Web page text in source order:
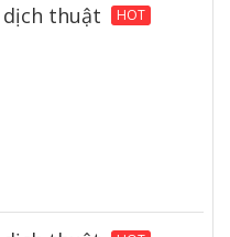
dịch thuật HOT